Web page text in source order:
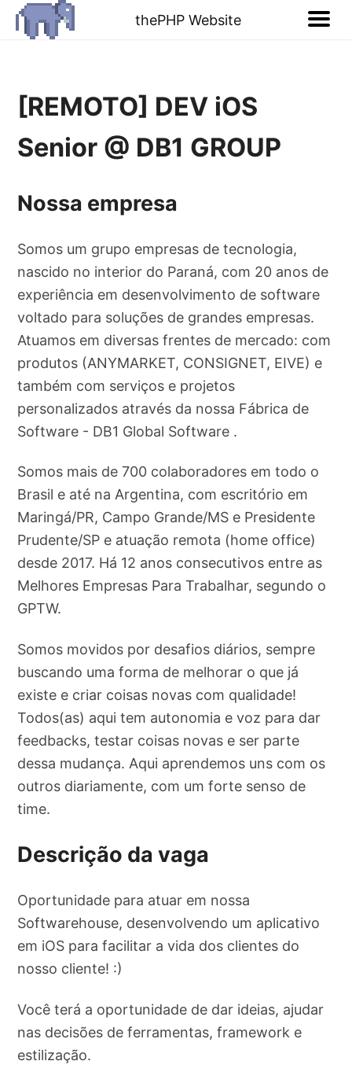
thePHP Website
[REMOTO] DEV iOS
Senior @ DB1 GROUP
Nossa empresa
Somos um grupo empresas de tecnologia,
nascido no interior do Paraná, com 20 anos de
experiência em desenvolvimento de software
voltado para soluções de grandes empresas.
Atuamos em diversas frentes de mercado: com
produtos (ANYMARKET, CONSIGNET, EIVE) e
também com serviços e projetos
personalizados através da nossa Fábrica de
Software - DB1 Global Software .
Somos mais de 700 colaboradores em todo o
Brasil e até na Argentina, com escritório em
Maringá/PR, Campo Grande/MS e Presidente
Prudente/SP e atuação remota (home office)
desde 2017. Há 12 anos consecutivos entre as
Melhores Empresas Para Trabalhar, segundo o
GPTW.
Somos movidos por desafios diários, sempre
buscando uma forma de melhorar o que já
existe e criar coisas novas com qualidade!
Todos(as) aqui tem autonomia e voz para dar
feedbacks, testar coisas novas e ser parte
dessa mudança. Aqui aprendemos uns com os
outros diariamente, com um forte senso de
time.
Descrição da vaga
Oportunidade para atuar em nossa
Softwarehouse, desenvolvendo um aplicativo
em iOS para facilitar a vida dos clientes do
nosso cliente! :)
Você terá a oportunidade de dar ideias, ajudar
nas decisões de ferramentas, framework e
estilização.